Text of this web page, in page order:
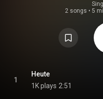
2 songs • 5
1
Heute
1K plays 2:51